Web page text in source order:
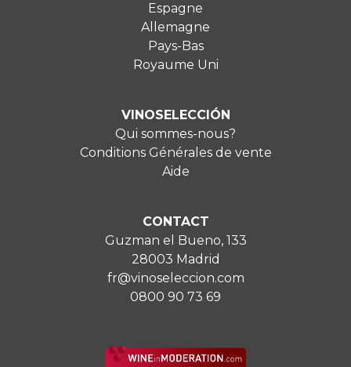
Espagne
Allemagne
Pays-Bas
Royaume Uni
VINOSELECCIÓN
Qui sommes-nous?
Conditions Générales de vente
Aide
CONTACT
Guzman el Bueno, 133
28003 Madrid
fr@vinoseleccion.com
0800 90 73 69